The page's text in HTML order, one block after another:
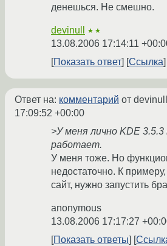
денешься. Не смешно.
devinull ★★
13.08.2006 17:14:11
Показать ответ
Ссылка
Ответ на: комментарий от devinull
17:09:52 +00:00
>У меня лично KDE 3.5.3
работает.
У меня тоже. Но
недостаточно. К
сайт, нужно запустить
anonymous
13.08.2006 17:17:27
Показать ответы